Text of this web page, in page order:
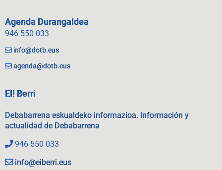
Agenda Durangaldea
946 550 033
info@dotb.eus
agenda@dotb.eus
EI! Berri
Debabarrena eskualdeko informazioa. Información y
actualidad de Debabarrena
946 550 033
info@eiberri.eus